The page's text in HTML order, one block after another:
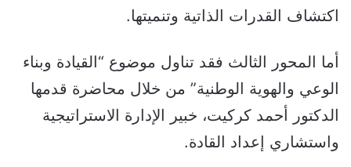
اكتشاف القدرات الذاتية وتنميتها.
أما المحور الثالث فقد تناول موضوع “القيادة وبناء
الوعي والهوية الوطنية” من خلال محاضرة قدمها
الدكتور أحمد كركيت، خبير الإدارة الاستراتيجية
واستشاري إعداد القادة.